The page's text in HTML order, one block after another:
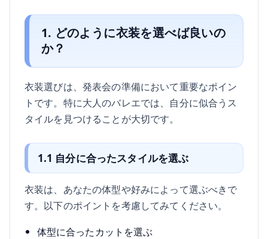
1. どのように衣装を選べば良いの
か？
衣装選びは、発表会の準備において重要なポイン
トです。特に大人のバレエでは、自分に似合うス
タイルを見つけることが大切です。
1.1 自分に合ったスタイルを選ぶ
衣装は、あなたの体型や好みによって選ぶべきで
す。以下のポイントを考慮してみてください。
体型に合ったカットを選ぶ